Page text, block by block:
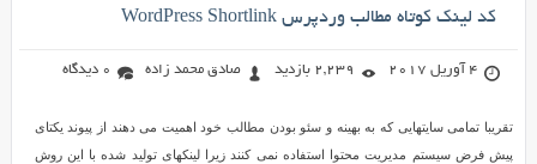
کد لینک کوتاه مطالب وردپرس WordPress Shortlink
4 آوریل 2017 2,239 بازدید صادق محمد زاده 0 دیدگاه
تقریبا تمامی سایتهایی که به بهینه و سئو بودن مطالب خود اهمیت می دهند از پیوند یکتای
پیش فرض سیستم مدیریت محتوا استفاده نمی کنند زیرا لینکهای تولید شده با این روش